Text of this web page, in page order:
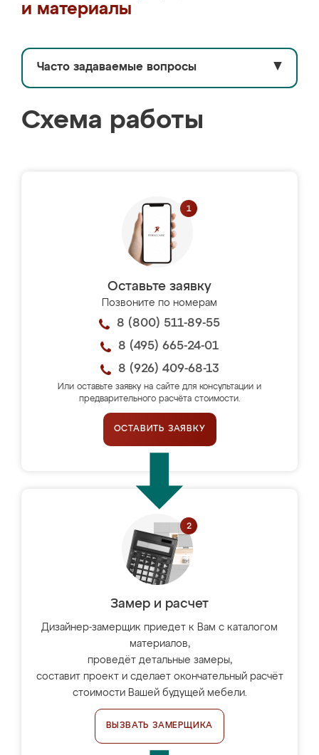
и материалы
Часто задаваемые вопросы ▼
Схема работы
Оставьте заявку
Позвоните по номерам
8 (800) 511-89-55
8 (495) 665-24-01
8 (926) 409-68-13
Или оставьте заявку на сайте для консультации и
предварительного расчёта стоимости.
ОСТАВИТЬ ЗАЯВКУ
Замер и расчет
Дизайнер-замерщик приедет к Вам с каталогом
материалов,
проведёт детальные замеры,
составит проект и сделает окончательный расчёт
стоимости Вашей будущей мебели.
ВЫЗВАТЬ ЗАМЕРЩИКА